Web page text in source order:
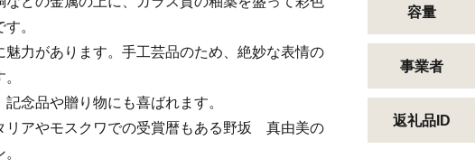
。
魅力があります。手工芸品のため、絶妙な表情の
念品や贈り物にも喜ばれます。
リアやモスクワでの受賞暦もある野坂 真由美の
容量
事業者
返礼品ID